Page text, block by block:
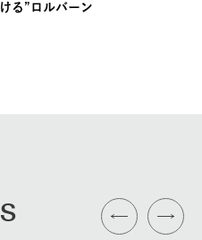
る”ロルバーン